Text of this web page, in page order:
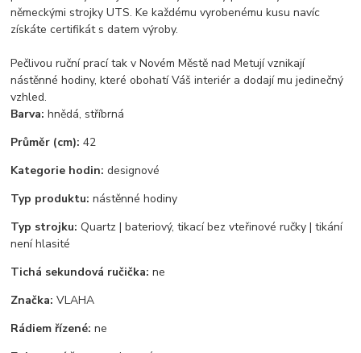
německými strojky UTS. Ke každému vyrobenému kusu navíc
získáte certifikát s datem výroby.
Pečlivou ruční prací tak v Novém Městě nad Metují vznikají
nástěnné hodiny, které obohatí Váš interiér a dodají mu jedinečný
vzhled.
Barva: hnědá, stříbrná
Průměr (cm): 42
Kategorie hodin: designové
Typ produktu: nástěnné hodiny
Typ strojku: Quartz | bateriový, tikací bez vteřinové ručky | tikání
není hlasité
Tichá sekundová ručička: ne
Značka: VLAHA
Rádiem řízené: ne